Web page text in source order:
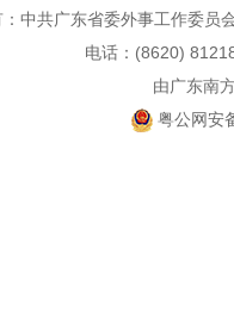
：中共广东省委外事工作委
电话：(8620)
由广东南
粤公网安